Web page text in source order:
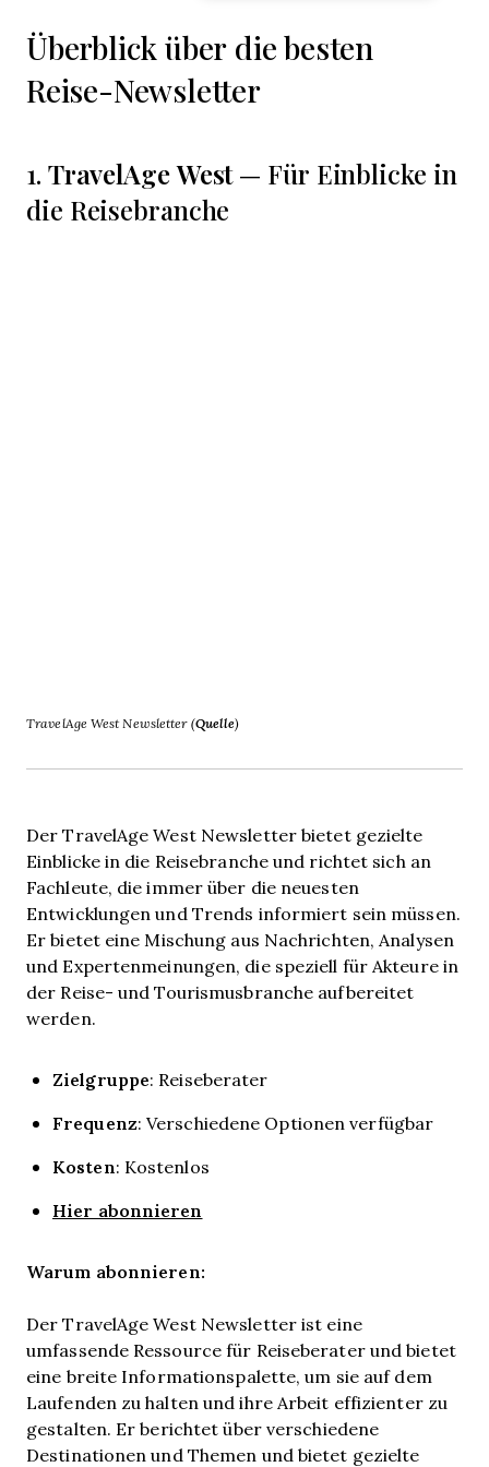
Überblick über die besten
Reise-Newsletter
1. TravelAge West— Für Einblicke in
die Reisebranche
TravelAge West Newsletter (Quelle)
Der TravelAge West Newsletter bietet gezielte
Einblicke in die Reisebranche und richtet sich an
Fachleute, die immer über die neuesten
Entwicklungen und Trends informiert sein müssen.
Er bietet eine Mischung aus Nachrichten, Analysen
und Expertenmeinungen, die speziell für Akteure in
der Reise- und Tourismusbranche aufbereitet
werden.
Zielgruppe: Reiseberater
Frequenz: Verschiedene Optionen verfügbar
Kosten: Kostenlos
Hier abonnieren
Warum abonnieren:
Der TravelAge West Newsletter ist eine
umfassende Ressource für Reiseberater und bietet
eine breite Informationspalette, um sie auf dem
Laufenden zu halten und ihre Arbeit effizienter zu
gestalten. Er berichtet über verschiedene
Destinationen und Themen und bietet gezielte